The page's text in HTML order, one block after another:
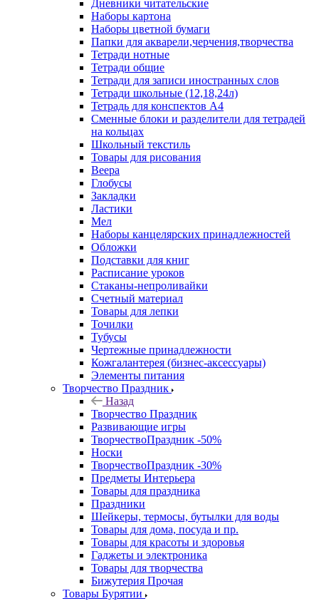
Дневники читательские
Наборы картона
Наборы цветной бумаги
Папки для акварели,черчения,творчества
Тетради нотные
Тетради общие
Тетради для записи иностранных слов
Тетради школьные (12,18,24л)
Тетрадь для конспектов А4
Сменные блоки и разделители для тетрадей
на кольцах
Школьный текстиль
Товары для рисования
Веера
Глобусы
Закладки
Ластики
Мел
Наборы канцелярских принадлежностей
Обложки
Подставки для книг
Расписание уроков
Стаканы-непроливайки
Счетный материал
Товары для лепки
Точилки
Тубусы
Чертежные принадлежности
Кожгалантерея (бизнес-аксессуары)
Элементы питания
Творчество Праздник
Назад
Творчество Праздник
Развивающие игры
ТворчествоПраздник -50%
Носки
ТворчествоПраздник -30%
Предметы Интерьера
Товары для праздника
Праздники
Шейкеры, термосы, бутылки для воды
Товары для дома, посуда и пр.
Товары для красоты и здоровья
Гаджеты и электроника
Товары для творчества
Бижутерия Прочая
Товары Бурятии